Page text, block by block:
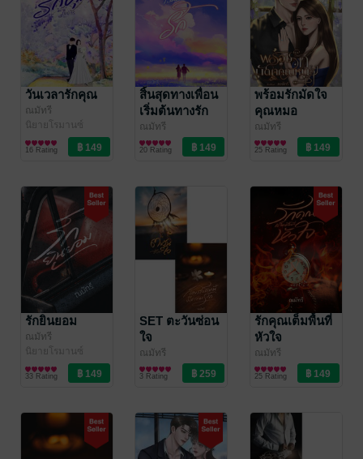
วันเวลารักคุณ
ณมัทรี
นิยายโรมานซ์
16 Rating
สิ้นสุดทางเพื่อน
เริ่มต้นทางรัก
ณมัทรี
นิยายโรมานซ์
20 Rating
พร้อมรักมัดใจ
คุณหมอ
ณมัทรี
นิยายโรมานซ์
25 Rating
รักยินยอม
ณมัทรี
นิยายโรมานซ์
33 Rating
SET ตะวันซ่อน
ใจ
ณมัทรี
นิยายโรมานซ์
3 Rating
รักคุณเต็มพื้นที่
หัวใจ
ณมัทรี
นิยายรัก
25 Rating